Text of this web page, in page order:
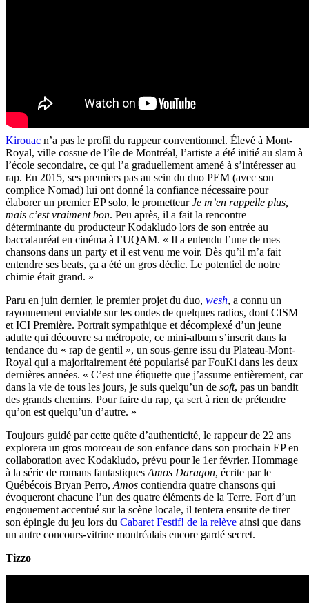
Kirouac n’a pas le profil du rappeur conventionnel. Élevé à Mont-
Royal, ville cossue de l’île de Montréal, l’artiste a été initié au slam à
l’école secondaire, ce qui l’a graduellement amené à s’intéresser au
rap. En 2015, ses premiers pas au sein du duo PEM (avec son
complice Nomad) lui ont donné la confiance nécessaire pour
élaborer un premier EP solo, le prometteurJe m’en rappelle plus,
mais c’est vraiment bon. Peu après, il a fait la rencontre
déterminante du producteur Kodakludo lors de son entrée au
baccalauréat en cinéma à l’UQAM. « Il a entendu l’une de mes
chansons dans un party et il est venu me voir. Dès qu’il m’a fait
entendre ses beats, ça a été un gros déclic. Le potentiel de notre
chimie était grand. »
Paru en juin dernier, le premier projet du duo, wesh, a connu un
rayonnement enviable sur les ondes de quelques radios, dont CISM
et ICI Première. Portrait sympathique et décomplexé d’un jeune
adulte qui découvre sa métropole, ce mini-album s’inscrit dans la
tendance du « rap de gentil », un sous-genre issu du Plateau-Mont-
Royal qui a majoritairement été popularisé par FouKi dans les deux
dernières années. « C’est une étiquette que j’assume entièrement, car
dans la vie de tous les jours, je suis quelqu’un de soft, pas un bandit
des grands chemins. Pour faire du rap, ça sert à rien de prétendre
qu’on est quelqu’un d’autre. »
Toujours guidé par cette quête d’authenticité, le rappeur de 22 ans
explorera un gros morceau de son enfance dans son prochain EP en
collaboration avec Kodakludo, prévu pour le 1er février. Hommage
à la série de romans fantastiques Amos Daragon, écrite par le
Québécois Bryan Perro, Amos contiendra quatre chansons qui
évoqueront chacune l’un des quatre éléments de la Terre. Fort d’un
engouement accentué sur la scène locale, il tentera ensuite de tirer
son épingle du jeu lors du Cabaret Festif! de la relève ainsi que dans
un autre concours-vitrine montréalais encore gardé secret.
Tizzo